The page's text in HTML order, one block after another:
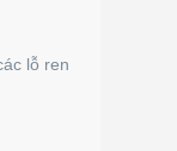
lỗ ren